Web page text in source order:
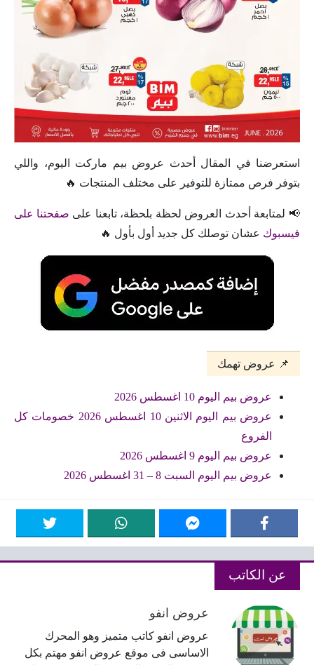
استعرضنا في المقال أحدث عروض بيم ماركت اليوم، واللي
بتوفر فرص ممتازة للتوفير على مختلف المنتجات 🔥
📢 لمتابعة أحدث العروض لحظة بلحظة، تابعنا على صفحتنا على
فيسبوك عشان توصلك كل جديد أول بأول 🔥
📌 عروض تهمك
عروض بيم اليوم 10 اغسطس 2026
عروض بيم اليوم الاثنين 10 اغسطس 2026 خصومات كل
الفروع
عروض بيم اليوم 9 اغسطس 2026
عروض بيم اليوم السبت 8 – 31 اغسطس 2026
عن الكاتب
عروض انفو
عروض انفو كاتب متميز وهو المحرك
الاساسى فى موقع عروض انفو مهتم بكل